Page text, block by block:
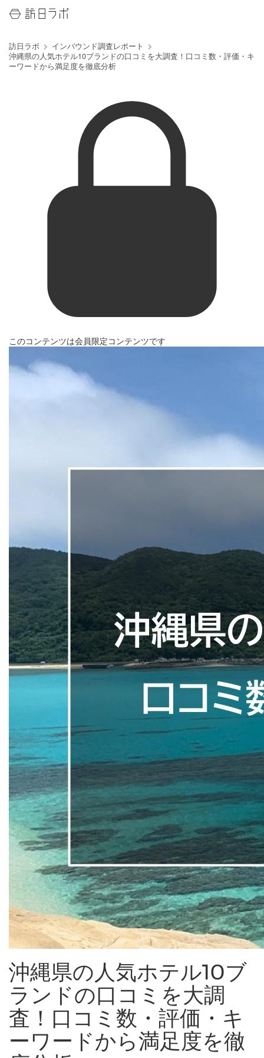
訪日ラボ
インバウンド調査レポート
沖縄県の人気ホテル10ブランドの口コミを大調査！口コミ数・評価・キ
ーワードから満足度を徹底分析
このコンテンツは会員限定コンテンツです
沖縄県の人気ホテル10ブ
ランドの口コミを大調
査！口コミ数・評価・キ
ーワードから満足度を徹